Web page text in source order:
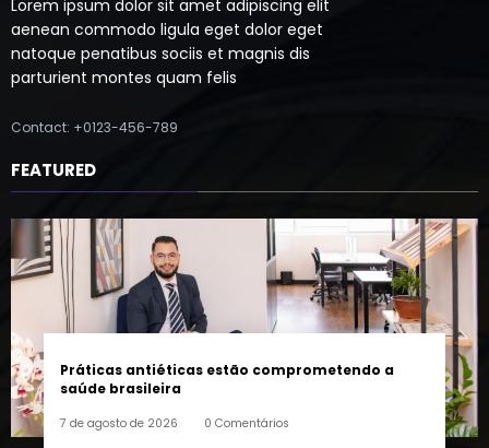
natoque penatibus sociis et magnis dis
parturient montes quam felis
Contact: +0123-456-789
FEATURED
Práticas antiéticas estão comprometendo a
7 de agosto de 2026